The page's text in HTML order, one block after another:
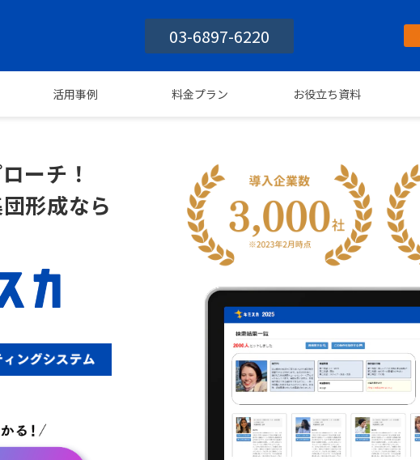
03-6897-6220
活用事例 料金プラン お役立ち資料
ーチ！
形成なら